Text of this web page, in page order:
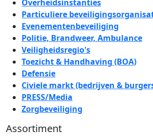
Overheidsinstanties
Particuliere
Evenementenbeveiliging
Politie, Brandweer, Ambulance
Veiligheidsregio's
Toezicht & Handhaving (BOA)
Defensie
Civiele markt (bedrijven &
PRESS/Media
Zorgbeveiliging
Assortiment